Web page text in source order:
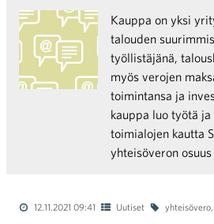
Kauppa on yksi
talouden
työllistäjänä,
myös verojen
toimintansa ja
kauppa luo työtä
toimialojen kautta
yhteisöveron
12.11.2021 09:41 Uutiset yhteisövero,